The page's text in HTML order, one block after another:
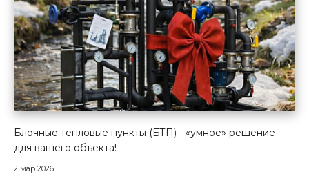
Блочные тепловые пункты (БТП) - «умное» решение
для вашего объекта!
2 мар 2026